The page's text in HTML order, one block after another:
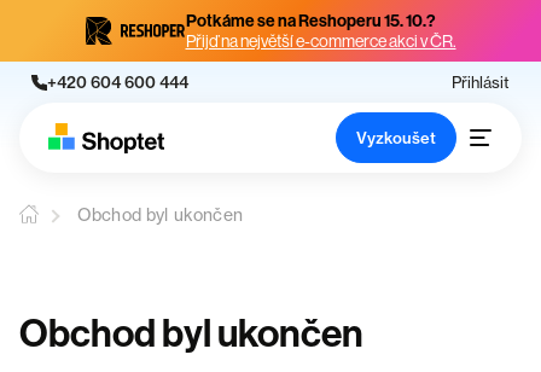
Potkáme se na Reshoperu 15. 10.?
Přijď na největší e-commerce akci v ČR.
+420 604 600 444 Přihlásit
Vyzkoušet
Obchod byl ukončen
Obchod byl ukončen